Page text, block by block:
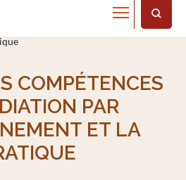
en médiation par
COMPÉTENCES
PAR
ET LA